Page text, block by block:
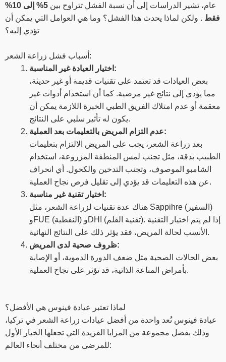
عام، تشير الدراسات إلى أن نسبة الفشل تتراوح بين
5% إلى 10%
فقط . ولكن لماذا يحدث هذا الفشل؟ وما هي العوامل التي يمكن أن
تؤدي إليه؟
أسباب فشل زراعة الشعر:
اختيار العيادة غير المناسبة:
بعض العيادات قد تعتمد على تقنيات قديمة أو غير حديثة،
مما يؤدي إلى نتائج غير مرضية. كما أن استخدام أدوات غير
معقمة أو عدم امتلاك الفريق الطبي الخبرة اللازمة يمكن أن
يكون له تأثير سلبي على النتائج.
عدم التزام المريض بالتعليمات بعد العملية:
بعد زراعة الشعر، يجب على المريض الالتزام بتعليمات
الطبيب بدقة، مثل تجنب لمس المنطقة المزروعة، استخدام
الشامبو الموصوف، وتجنب التدخين والكحول. أي انحراف
عن هذه التعليمات قد يؤدي إلى تقليل فرص نجاح العملية.
اختيار تقنية غير مناسبة:
هناك عدة تقنيات لزراعة الشعر، مثل Sappihre (السفير)
وFUE (النقطية) وDHI (تقنية القلم). إذا لم يتم اختيار التقنية
الأنسب لحالة المريض، فقد يؤثر ذلك على النتائج النهائية.
ظروف صحية لدى المريض:
بعض الحالات الصحية مثل ضعف الدورة الدموية، أو الإصابة
بأمراض المناعة الذاتية، قد تؤثر على نجاح العملية.
لماذا تعتبر عيادة فينوس هي الأفضل؟
عيادة فينوس تُعد واحدة من أفضل عيادات زراعة الشعر في تركيا،
وذلك بفضل مجموعة من المزايا الفريدة التي تجعلها الخيار الأول
للمرضى من مختلف أنحاء العالم: